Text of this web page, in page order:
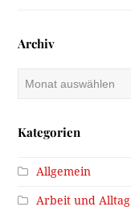
Archiv
Kategorien
Allgemein
Arbeit und Alltag